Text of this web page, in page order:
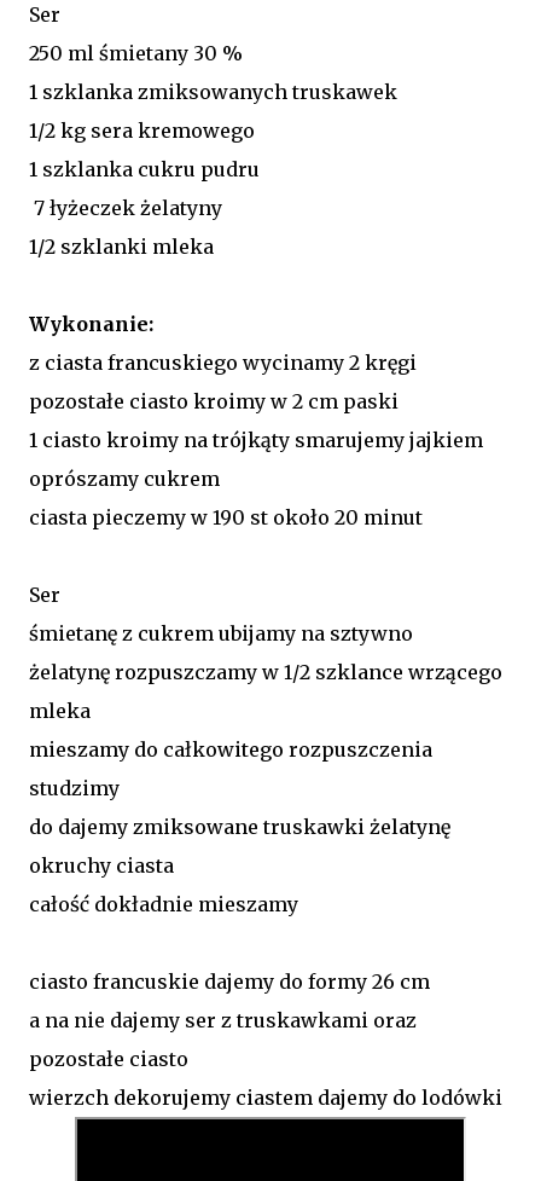
Ser
250 ml śmietany 30 %
1 szklanka zmiksowanych truskawek
1/2 kg sera kremowego
1 szklanka cukru pudru
7 łyżeczek żelatyny
1/2 szklanki mleka
Wykonanie:
z ciasta francuskiego wycinamy 2 kręgi
pozostałe ciasto kroimy w 2 cm paski
1 ciasto kroimy na trójkąty smarujemy jajkiem
oprószamy cukrem
ciasta pieczemy w 190 st około 20 minut
Ser
śmietanę z cukrem ubijamy na sztywno
żelatynę rozpuszczamy w 1/2 szklance wrzącego
mleka
mieszamy do całkowitego rozpuszczenia
studzimy
do dajemy zmiksowane truskawki żelatynę
okruchy ciasta
całość dokładnie mieszamy
ciasto francuskie dajemy do formy 26 cm
a na nie dajemy ser z truskawkami oraz
pozostałe ciasto
wierzch dekorujemy ciastem dajemy do lodówki